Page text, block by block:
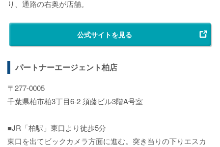
り、通路の右奥が店舗。
公式サイトを見る
パートナーエージェント柏店
〒277-0005
千葉県柏市柏3丁目6-2 須藤ビル3階A号室
■JR「柏駅」東口より徒歩5分
東口を出てビックカメラ方面に進む。突き当りの下りエスカ